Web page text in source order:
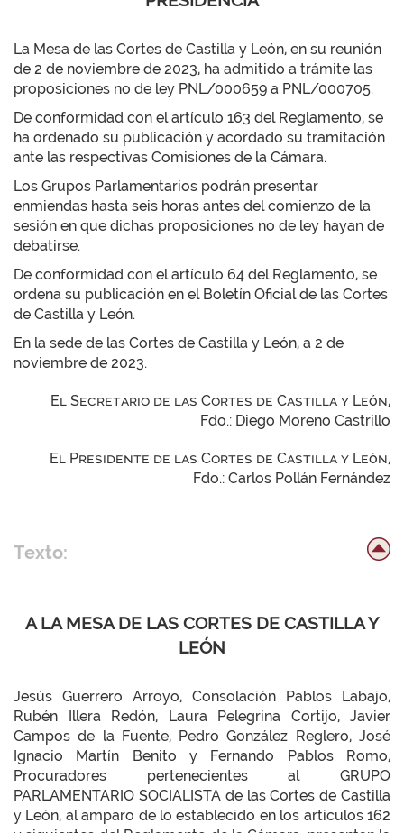
La Mesa de las Cortes de Castilla y León, en su reunión
de 2 de noviembre de 2023, ha admitido a trámite las
proposiciones no de ley PNL/000659 a PNL/000705.
De conformidad con el artículo 163 del Reglamento, se
ha ordenado su publicación y acordado su tramitación
ante las respectivas Comisiones de la Cámara.
Los Grupos Parlamentarios podrán presentar
enmiendas hasta seis horas antes del comienzo de la
sesión en que dichas proposiciones no de ley hayan de
debatirse.
De conformidad con el artículo 64 del Reglamento, se
ordena su publicación en el Boletín Oficial de las Cortes
de Castilla y León.
En la sede de las Cortes de Castilla y León, a 2 de
noviembre de 2023.
El Secretario de las Cortes de Castilla y León,
Fdo.: Diego Moreno Castrillo
El Presidente de las Cortes de Castilla y León,
Fdo.: Carlos Pollán Fernández
Texto:
A LA MESA DE LAS CORTES DE CASTILLA Y
LEÓN
Jesús Guerrero Arroyo, Consolación Pablos Labajo,
Rubén Illera Redón, Laura Pelegrina Cortijo, Javier
Campos de la Fuente, Pedro González Reglero, José
Ignacio Martín Benito y Fernando Pablos Romo,
Procuradores pertenecientes al GRUPO
PARLAMENTARIO SOCIALISTA de las Cortes de Castilla
y León, al amparo de lo establecido en los artículos 162